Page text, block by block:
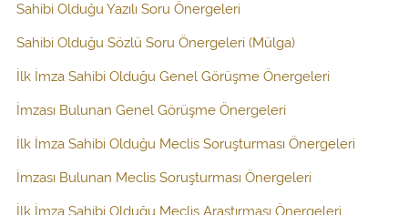
Sahibi Olduğu Yazılı Soru Önergeleri
Sahibi Olduğu Sözlü Soru Önergeleri (Mülga)
İlk İmza Sahibi Olduğu Genel Görüşme Önergeleri
İmzası Bulunan Genel Görüşme Önergeleri
İlk İmza Sahibi Olduğu Meclis Soruşturması Önergeleri
İmzası Bulunan Meclis Soruşturması Önergeleri
İlk İmza Sahibi Olduğu Meclis Araştırması Önergeleri